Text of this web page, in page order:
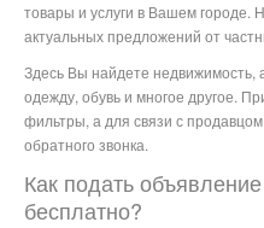
товары и услуги в Вашем городе.
актуальных предложений от
Здесь Вы найдете недвижимость,
одежду, обувь и многое другое.
фильтры, а для связи с
обратного звонка.
Как подать
бесплатно?